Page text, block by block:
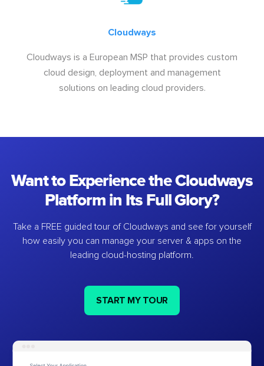
Cloudways
Cloudways is a European MSP that provides custom
cloud design, deployment and management
solutions on leading cloud providers.
Want to Experience the Cloudways
Platform in Its Full Glory?
Take a FREE guided tour of Cloudways and see for yourself
how easily you can manage your server & apps on the
leading cloud-hosting platform.
START MY TOUR